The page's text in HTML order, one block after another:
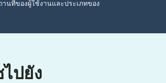
นที่ของผู้ใช้งานและประเภทของ
ปยัง